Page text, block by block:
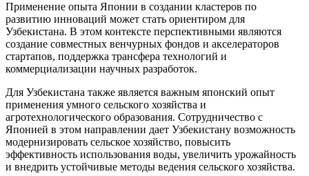
Применение опыта Японии в создании кластеров по
развитию инноваций может стать ориентиром для
Узбекистана. В этом контексте перспективными являются
создание совместных венчурных фондов и акселераторов
стартапов, поддержка трансфера технологий и
коммерциализации научных разработок.
Для Узбекистана также является важным японский опыт
применения умного сельского хозяйства и
агротехнологического образования. Сотрудничество с
Японией в этом направлении дает Узбекистану возможность
модернизировать сельское хозяйство, повысить
эффективность использования воды, увеличить урожайность
и внедрить устойчивые методы ведения сельского хозяйства.